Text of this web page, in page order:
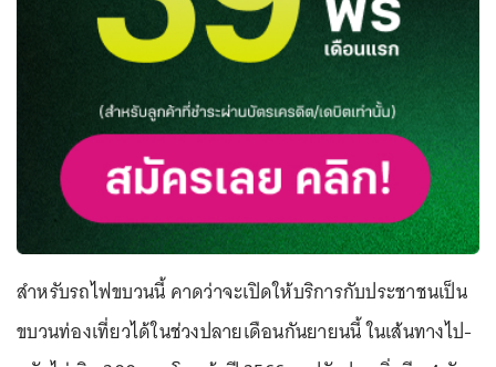
สำหรับรถไฟขบวนนี้ คาดว่าจะเปิดให้บริการกับประชาชนเป็น
ขบวนท่องเที่ยวได้ในช่วงปลายเดือนกันยายนนี้ ในเส้นทางไป-